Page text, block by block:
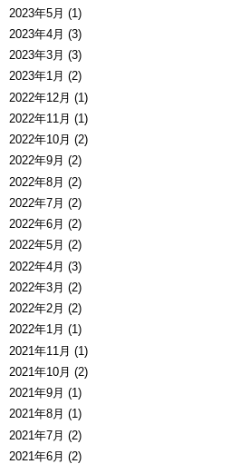
2023年5月 (1)
2023年4月 (3)
2023年3月 (3)
2023年1月 (2)
2022年12月 (1)
2022年11月 (1)
2022年10月 (2)
2022年9月 (2)
2022年8月 (2)
2022年7月 (2)
2022年6月 (2)
2022年5月 (2)
2022年4月 (3)
2022年3月 (2)
2022年2月 (2)
2022年1月 (1)
2021年11月 (1)
2021年10月 (2)
2021年9月 (1)
2021年8月 (1)
2021年7月 (2)
2021年6月 (2)